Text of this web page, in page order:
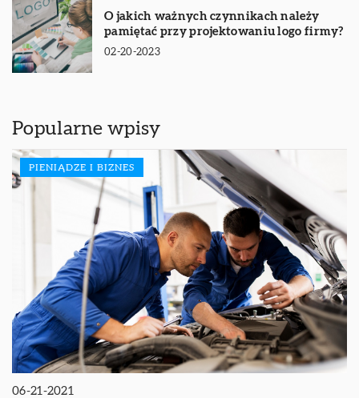
O jakich ważnych czynnikach należy
pamiętać przy projektowaniu logo firmy?
02-20-2023
Popularne wpisy
PIENIĄDZE I BIZNES
06-21-2021